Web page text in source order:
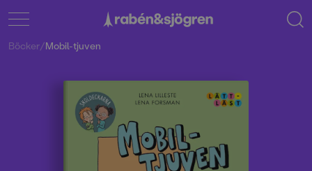
Böcker/Mobil-tjuven